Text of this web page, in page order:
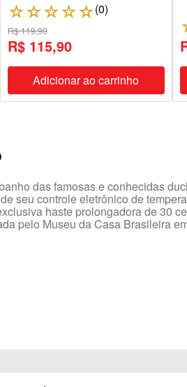
☆☆☆☆☆(0)
R$ 119,90
R$ 115,90
Adicionar ao carrinho
das famosas e conhecidas
seu controle eletrônico de
haste prolongadora de 30
pelo Museu da Casa Brasileira